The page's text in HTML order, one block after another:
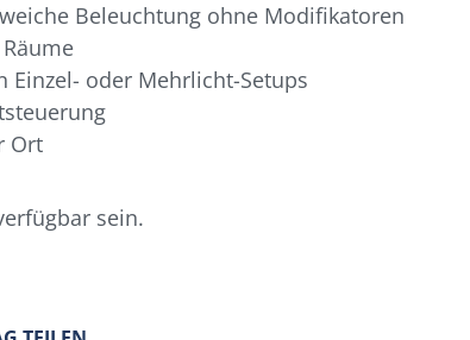
Beleuchtung ohne Modifikatoren
Einzel- oder Mehrlicht-Setups
Ort
sein.